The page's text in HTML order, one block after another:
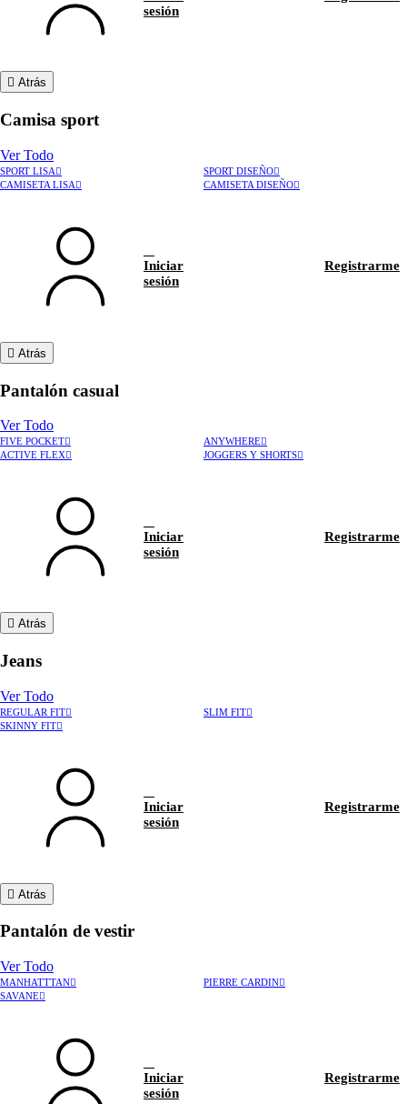
sesión
Atrás
Camisa sport
Ver Todo
SPORT LISA
SPORT DISEÑO
CAMISETA LISA
CAMISETA DISEÑO
Iniciar
sesión
Registrarme
Atrás
Pantalón casual
Ver Todo
FIVE POCKET
ANYWHERE
ACTIVE FLEX
JOGGERS Y SHORTS
Iniciar
sesión
Registrarme
Atrás
Jeans
Ver Todo
REGULAR FIT
SLIM FIT
SKINNY FIT
Iniciar
sesión
Registrarme
Atrás
Pantalón de vestir
Ver Todo
MANHATTTAN
PIERRE CARDIN
SAVANE
Iniciar
sesión
Registrarme
Hablar con asesor